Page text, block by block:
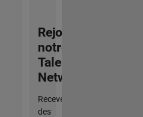
Rejoignez
notre
Talent
Network
Recevez
des